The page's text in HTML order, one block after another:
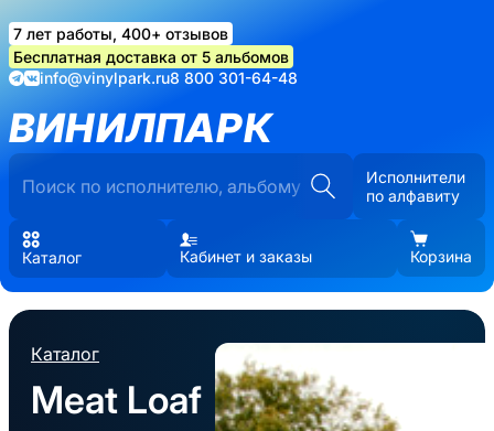
7 лет работы, 400+ отзывов
Бесплатная доставка от 5 альбомов
info@vinylpark.ru8 800 301-64-48
ВИНИЛПАРК
Исполнители
по алфавиту
Каталог Кабинет и заказы Корзина
Каталог
Meat Loaf